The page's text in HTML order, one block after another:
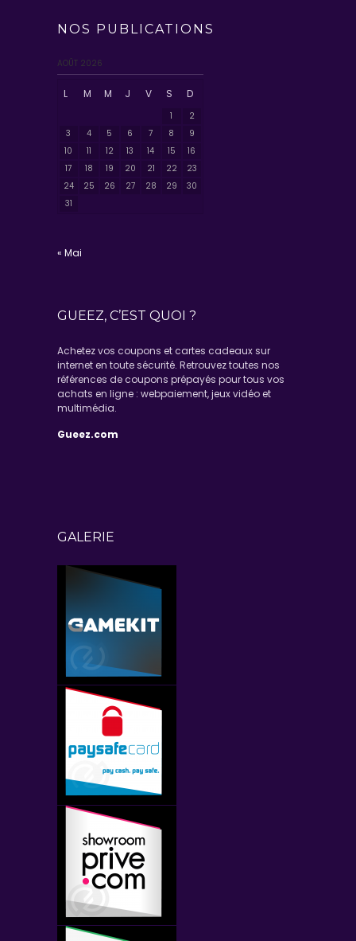
NOS PUBLICATIONS
AOÛT 2026
L M M J V S D
1
2
3
4 5 6 7 8
9
10
11 12 13 14 15
16
17
18 19 20 21 22
23
24
25 26 27 28 29
30
31
« Mai
GUEEZ, C’EST QUOI ?
Achetez vos coupons et cartes cadeaux sur
internet en toute sécurité. Retrouvez toutes nos
références de coupons prépayés pour tous vos
achats en ligne : webpaiement, jeux vidéo et
multimédia.
Gueez.com
GALERIE